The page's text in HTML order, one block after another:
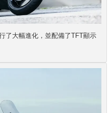
了大幅進化，並配備了TFT顯示